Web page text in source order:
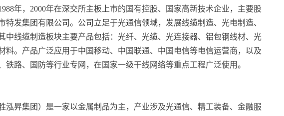
年，2000年在深交所主板上市的国有控股、国家高新技术企业，主要股
发集团有限公司。公司立足于光通信领域，发展线缆制造、光电制造、
中线缆制造板块主要产品包括：光纤、光缆、光连接器、铝包钢线材、光
料。产品广泛应用于中国移动、中国联通、中国电信等电信运营商，以及
铁路、国防等行业专网，在国家一级干线网络等重点工程广泛使用。
泓昇集团）是一家以金属制品为主，产业涉及光通信、精工装备、金融服